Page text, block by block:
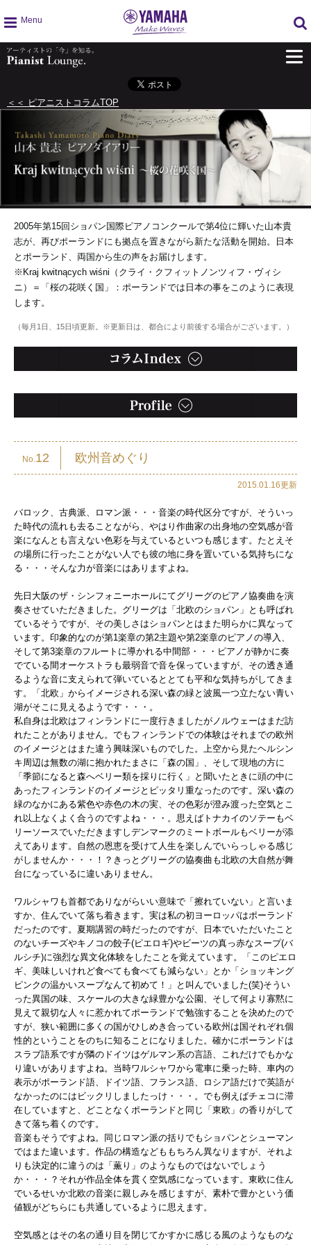
o
l
t
＜＜ ピアニストコラムTOP
2005年第15回ショパン国際ピアノコンクールで第4位に輝いた山本貴
志が、再びポーランドにも拠点を置きながら新たな活動を開始。日本
とポーランド、両国から生の声をお届けします。
※Kraj kwitnących wiśni（クライ・クフィットノンツィフ・ヴィシ
ニ）＝「桜の花咲く国」：ポーランドでは日本の事をこのように表現
します。
（毎月1日、15日頃更新。※更新日は、都合により前後する場合がございます。）
No. 12 欧州音めぐり
2015.01.16更新
バロック、古典派、ロマン派・・・音楽の時代区分ですが、そういっ
た時代の流れも去ることながら、やはり作曲家の出身地の空気感が音
楽になんとも言えない色彩を与えているといつも感じます。たとえそ
の場所に行ったことがない人でも彼の地に身を置いている気持ちにな
る・・・そんな力が音楽にはありますよね。
先日大阪のザ・シンフォニーホールにてグリーグのピアノ協奏曲を演
奏させていただきました。グリーグは「北欧のショパン」とも呼ばれ
ているそうですが、その美しさはショパンとはまた明らかに異なって
います。印象的なのが第1楽章の第2主題や第2楽章のピアノの導入、
そして第3楽章のフルートに導かれる中間部・・・ピアノが静かに奏
でている間オーケストラも最弱音で音を保っていますが、その透き通
るような音に支えられて弾いているととても平和な気持ちがしてきま
す。「北欧」からイメージされる深い森の緑と波風一つ立たない青い
湖がそこに見えるようです・・・。
私自身は北欧はフィンランドに一度行きましたがノルウェーはまだ訪
れたことがありません。でもフィンランドでの体験はそれまでの欧州
のイメージとはまた違う興味深いものでした。上空から見たヘルシン
キ周辺は無数の湖に抱かれたまさに「森の国」、そして現地の方に
「季節になると森へベリー類を採りに行く」と聞いたときに頭の中に
あったフィンランドのイメージとピッタリ重なったのです。深い森の
緑のなかにある紫色や赤色の木の実、その色彩が澄み渡った空気とこ
れ以上なくよく合うのですよね・・・。思えばトナカイのソテーもベ
リーソースでいただきますしデンマークのミートボールもベリーが添
えてあります。自然の恩恵を受けて人生を楽しんでいらっしゃる感じ
がしませんか・・・！？きっとグリーグの協奏曲も北欧の大自然が舞
台になっているに違いありません。
ワルシャワも首都でありながらいい意味で「擦れていない」と言いま
すか、住んでいて落ち着きます。実は私の初ヨーロッパはポーランド
だったのです。夏期講習の時だったのですが、日本でいただいたこと
のないチーズやキノコの餃子(ピエロギ)やビーツの真っ赤なスープ(バ
ルシチ)に強烈な異文化体験をしたことを覚えています。「このピエロ
ギ、美味しいけれど食べても食べても減らない」とか「ショッキング
ピンクの温かいスープなんて初めて！」と叫んでいました(笑)そうい
った異国の味、スケールの大きな緑豊かな公園、そして何より寡黙に
見えて親切な人々に惹かれてポーランドで勉強することを決めたので
すが、狭い範囲に多くの国がひしめき合っている欧州は国それぞれ個
性的ということをのちに知ることになりました。確かにポーランドは
スラブ語系ですが隣のドイツはゲルマン系の言語、これだけでもかな
り違いがありますよね。当時ワルシャワから電車に乗った時、車内の
表示がポーランド語、ドイツ語、フランス語、ロシア語だけで英語が
なかったのにはビックリしましたっけ・・・。でも例えばチェコに滞
在していますと、どことなくポーランドと同じ「東欧」の香りがして
きて落ち着くのです。
音楽もそうですよね。同じロマン派の括りでもショパンとシューマン
ではまた違います。作品の構造などももちろん異なりますが、それよ
りも決定的に違うのは「薫り」のようなものではないでしょう
か・・・？それが作品全体を貫く空気感になっています。東欧に住ん
でいるせいか北欧の音楽に親しみを感じますが、素朴で豊かという価
値観がどちらにも共通しているように思えます。
空気感とはその名の通り目を閉じてかすかに感じる風のようなものな